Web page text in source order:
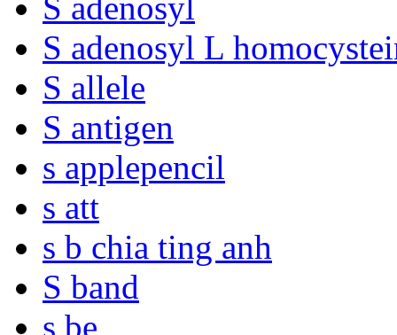
S adenosyl
S adenosyl L
S allele
S antigen
s applepencil
s att
s b chia ting anh
S band
s be